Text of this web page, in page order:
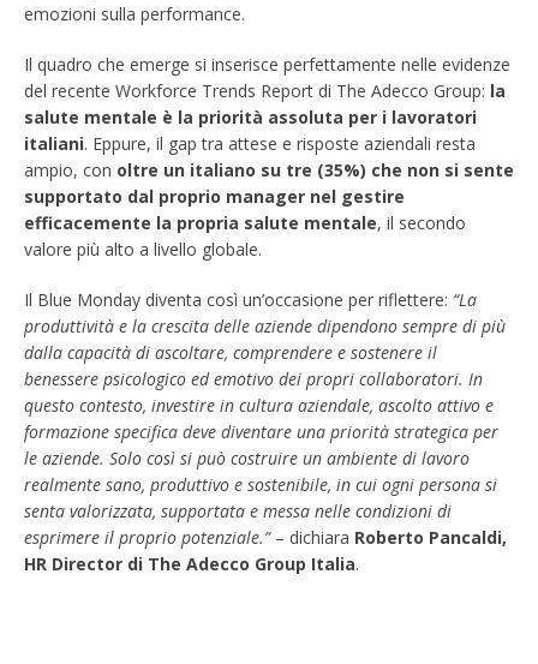
emozioni sulla performance.
Il quadro che emerge si inserisce perfettamente nelle evidenze
del recente Workforce Trends Report di The Adecco Group: la
salute mentale è la priorità assoluta per i lavoratori
italiani. Eppure, il gap tra attese e risposte aziendali resta
ampio, con oltre un italiano su tre (35%) che non si sente
supportato dal proprio manager nel gestire
efficacemente la propria salute mentale, il secondo
valore più alto a livello globale.
Il Blue Monday diventa così un’occasione per riflettere: “La
produttività e la crescita delle aziende dipendono sempre di più
dalla capacità di ascoltare, comprendere e sostenere il
benessere psicologico ed emotivo dei propri collaboratori. In
questo contesto, investire in cultura aziendale, ascolto attivo e
formazione specifica deve diventare una priorità strategica per
le aziende. Solo così si può costruire un ambiente di lavoro
realmente sano, produttivo e sostenibile, in cui ogni persona si
senta valorizzata, supportata e messa nelle condizioni di
esprimere il proprio potenziale.” – dichiara Roberto Pancaldi,
HR Director di The Adecco Group Italia.